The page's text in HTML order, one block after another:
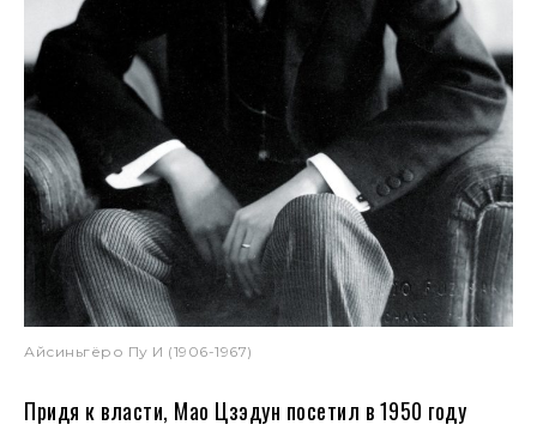
Айсиньгёро Пу И (1906-1967)
Придя к власти, Мао Цзэдун посетил в 1950 году